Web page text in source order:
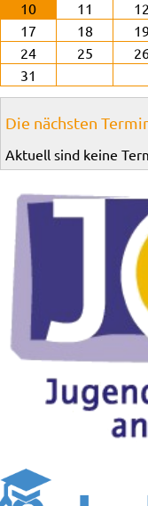
10
11 12
17
18 19
24
25
31
Die nächsten
Aktuell sind keine